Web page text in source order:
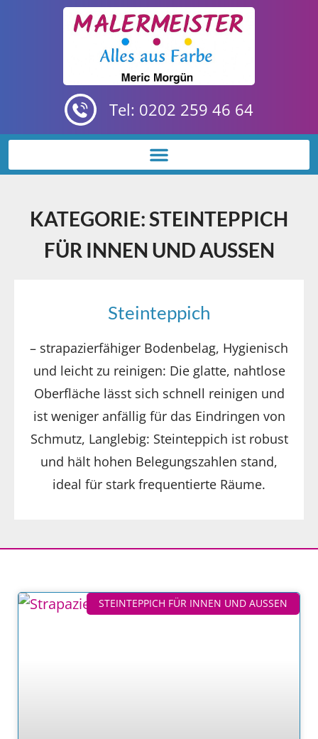
Tel: 0202 259 46 64
KATEGORIE: STEINTEPPICH
FÜR INNEN UND AUSSEN
Steinteppich
– strapazierfähiger Bodenbelag, Hygienisch
und leicht zu reinigen: Die glatte, nahtlose
Oberfläche lässt sich schnell reinigen und
ist weniger anfällig für das Eindringen von
Schmutz, Langlebig: Steinteppich ist robust
und hält hohen Belegungszahlen stand,
ideal für stark frequentierte Räume.
STEINTEPPICH FÜR INNEN UND AUSSEN